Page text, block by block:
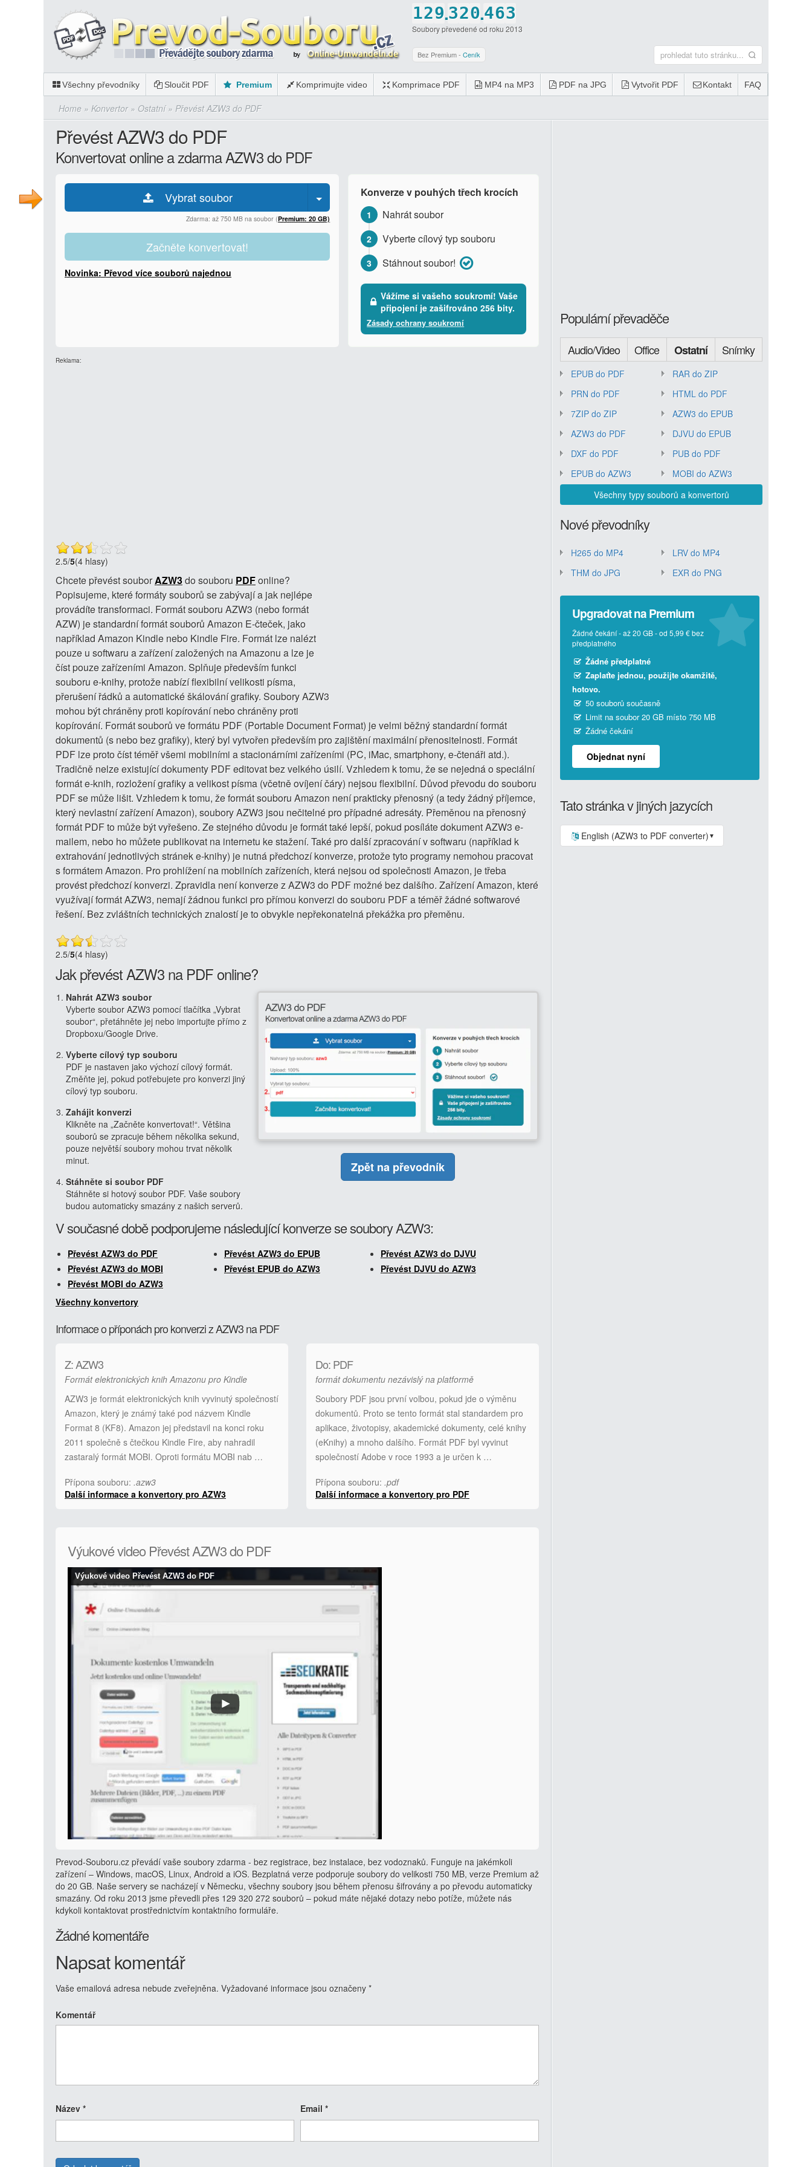
1
2
3
4
5
6
0
2
3
4
5
6
7
9
0
.3
4
5
6
7
8
2
3
4
5
6
7
0
1
2
3
4
5
9
.4
5
7
8
9
6
7
9
0
3
4
6
7
8
Soubory převedené od roku 2013
Bez Premium - Ceník
Všechny převodníky Sloučit PDF Premium Komprimujte video Komprimace PDF MP4 na MP3 PDF na JPG Vytvořit PDF Kontakt FAQ
Home » Konvertor» Ostatní» Převést AZW3 do PDF
Převést AZW3 do PDF
Konvertovat online a zdarma AZW3 do PDF
Vybrat soubor
Zdarma: až 750 MB na soubor (Premium: 20 GB)
Začněte konvertovat!
Novinka: Převod více souborů najednou
Konverze v pouhých třech krocích
1 Nahrát soubor
2 Vyberte cílový typ souboru
3 Stáhnout soubor!
Vážíme si vašeho soukromí! Vaše
připojení je zašifrováno 256 bity.
Zásady ochrany soukromí
Reklama:
2.5/5(4 hlasy)
Chcete převést souborAZW3do souboru PDFonline?
Popisujeme, které formáty souborů se zabývají a jak nejlépe
provádíte transformaci. Formát souboru AZW3 (nebo formát
AZW) je standardní formát souborů Amazon E-čteček, jako
například Amazon Kindle nebo Kindle Fire. Formát lze nalézt
pouze u softwaru a zařízení založených na Amazonu a lze je
číst pouze zařízeními Amazon. Splňuje především funkci
souboru e-knihy, protože nabízí flexibilní velikosti písma,
přerušení řádků a automatické škálování grafiky. Soubory AZW3
mohou být chráněny proti kopírování nebo chráněny proti
kopírování. Formát souborů ve formátu PDF (Portable Document Format) je velmi běžný standardní formát
dokumentů (s nebo bez grafiky), který byl vytvořen především pro zajištění maximální přenositelnosti. Formát
PDF lze proto číst téměř všemi mobilními a stacionárními zařízeními (PC, iMac, smartphony, e-čtenáři atd.).
Tradičně nelze existující dokumenty PDF editovat bez velkého úsilí. Vzhledem k tomu, že se nejedná o speciální
formát e-knih, rozložení grafiky a velikost písma (včetně ovíjení čáry) nejsou flexibilní. Důvod převodu do souboru
PDF se může lišit. Vzhledem k tomu, že formát souboru Amazon není prakticky přenosný (a tedy žádný příjemce,
který nevlastní zařízení Amazon), soubory AZW3 jsou nečitelné pro případné adresáty. Přeměnou na přenosný
formát PDF to může být vyřešeno. Ze stejného důvodu je formát také lepší, pokud posíláte dokument AZW3 e-
mailem, nebo ho můžete publikovat na internetu ke stažení. Také pro další zpracování v softwaru (například k
extrahování jednotlivých stránek e-knihy) je nutná předchozí konverze, protože tyto programy nemohou pracovat
s formátem Amazon. Pro prohlížení na mobilních zařízeních, která nejsou od společnosti Amazon, je třeba
provést předchozí konverzi. Zpravidla není konverze z AZW3 do PDF možné bez dalšího. Zařízení Amazon, které
využívají formát AZW3, nemají žádnou funkci pro přímou konverzi do souboru PDF a téměř žádné softwarové
řešení. Bez zvláštních technických znalostí je to obvykle nepřekonatelná překážka pro přeměnu.
2.5/5(4 hlasy)
Jak převést AZW3 na PDF online?
Nahrát AZW3 soubor
Vyberte soubor AZW3 pomocí tlačítka „Vybrat
soubor“, přetáhněte jej nebo importujte přímo z
Dropboxu/Google Drive.
Vyberte cílový typ souboru
PDF je nastaven jako výchozí cílový formát.
Změňte jej, pokud potřebujete pro konverzi jiný
cílový typ souboru.
Zahájit konverzi
Klikněte na „Začněte konvertovat!“. Většina
souborů se zpracuje během několika sekund,
pouze největší soubory mohou trvat několik
minut.
Stáhněte si soubor PDF
Stáhněte si hotový soubor PDF. Vaše soubory
budou automaticky smazány z našich serverů.
Zpět na převodník
V současné době podporujeme následující konverze se soubory AZW3:
Převést AZW3 do PDF Převést AZW3 do EPUB
Převést AZW3 do DJVU
Převést AZW3 do MOBI
Převést EPUB do AZW3
Převést DJVU do AZW3
Převést MOBI do AZW3
Všechny konvertory
Informace o příponách pro konverzi z AZW3 na PDF
Z: AZW3
Formát elektronických knih Amazonu pro Kindle
AZW3 je formát elektronických knih vyvinutý společností
Amazon, který je známý také pod názvem Kindle
Format 8 (KF8). Amazon jej představil na konci roku
2011 společně s čtečkou Kindle Fire, aby nahradil
zastaralý formát MOBI. Oproti formátu MOBI nab …
Přípona souboru: .azw3
Další informace a konvertory pro AZW3
Do: PDF
formát dokumentu nezávislý na platformě
Soubory PDF jsou první volbou, pokud jde o výměnu
dokumentů. Proto se tento formát stal standardem pro
aplikace, životopisy, akademické dokumenty, celé knihy
(eKnihy) a mnoho dalšího. Formát PDF byl vyvinut
společností Adobe v roce 1993 a je určen k …
Přípona souboru: .pdf
Další informace a konvertory pro PDF
Výukové video Převést AZW3 do PDF
Výukové video Převést AZW3 do PDF
Prevod-Souboru.cz převádí vaše soubory zdarma - bez registrace, bez instalace, bez vodoznaků. Funguje na jakémkoli
zařízení – Windows, macOS, Linux, Android a iOS. Bezplatná verze podporuje soubory do velikosti 750 MB, verze Premium až
do 20 GB. Naše servery se nacházejí v Německu, všechny soubory jsou během přenosu šifrovány a po převodu automaticky
smazány. Od roku 2013 jsme převedli přes 129 320 272 souborů – pokud máte nějaké dotazy nebo potíže, můžete nás
kdykoli kontaktovat prostřednictvím kontaktního formuláře.
Žádné komentáře
Napsat komentář
Vaše emailová adresa nebude zveřejněna. Vyžadované informace jsou označeny *
Komentář
Název * Email *
Populární převaděče
Audio/Video Office Ostatní Snímky
EPUB do PDF
RAR do ZIP
PRN do PDF
HTML do PDF
7ZIP do ZIP
AZW3 do EPUB
AZW3 do PDF
DJVU do EPUB
DXF do PDF
PUB do PDF
EPUB do AZW3
MOBI do AZW3
Všechny typy souborů a konvertorů
Nové převodníky
H265 do MP4
LRV do MP4
THM do JPG
EXR do PNG
Upgradovat na Premium
Žádné čekání - až 20 GB - od 5,99 € bez
předplatného
Žádné předplatné
Zaplaťte jednou, použijte okamžitě,
hotovo.
50 souborů současně
Limit na soubor 20 GB místo 750 MB
Žádné čekání
Objednat nyní
Tato stránka v jiných jazycích
English (AZW3 to PDF converter) ▼